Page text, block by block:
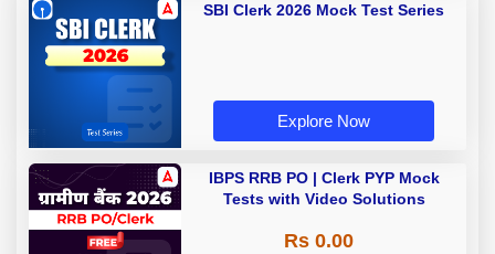
SBI Clerk 2026 Mock Test Series
Explore Now
IBPS RRB PO | Clerk PYP Mock
Tests with Video Solutions
Rs 0.00